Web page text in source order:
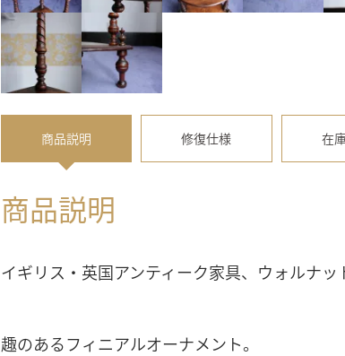
商品説明 修復仕様 在
商品説明
イギリス・英国アンティーク家具、ウォルナ
趣のあるフィニアルオーナメント。